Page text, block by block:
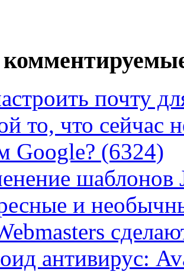
почту
то, что сейчас
Google? (6324)
шаблонов
и
антивирус: